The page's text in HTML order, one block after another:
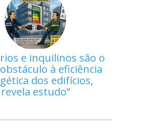
e inquilinos são o
à eficiência
dos edifícios,
revela estudo